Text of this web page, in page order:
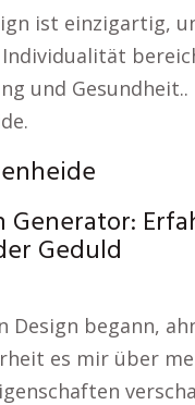
ist einzigartig,
und Gesundheit..
Generator:
Geduld
Design begann,
es mir über